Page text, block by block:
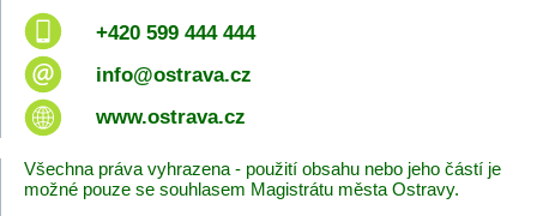
+420 599 444 444
info@ostrava.cz
www.ostrava.cz
Všechna práva vyhrazena - použití obsahu nebo jeho částí je
možné pouze se souhlasem Magistrátu města Ostravy.